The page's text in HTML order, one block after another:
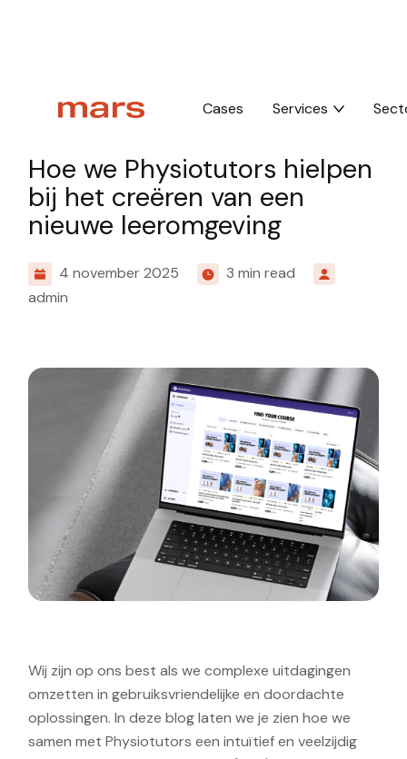
Cases Services
Cases
Hoe we Physiotutors hielpen
bij het creëren van een
nieuwe leeromgeving
4 november 2025
3 min read
admin
Wij zijn op ons best als we complexe uitdagingen
omzetten in gebruiksvriendelijke en doordachte
oplossingen. In deze blog laten we je zien hoe we
samen met Physiotutors een intuïtief en veelzijdig